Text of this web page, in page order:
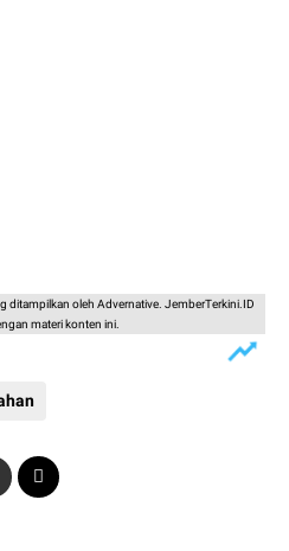
ditampilkan oleh Advernative. JemberTerkini.ID
materi konten ini.